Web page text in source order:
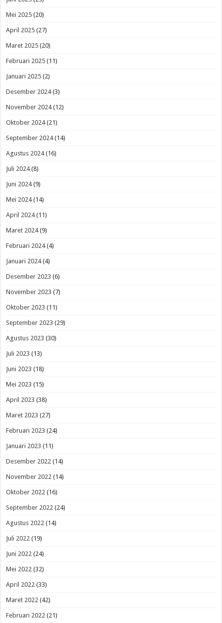
Mei 2025 (20)
April 2025 (27)
Maret 2025 (20)
Februari 2025 (11)
Januari 2025 (2)
Desember 2024(3)
November 2024(12)
Oktober 2024(21)
September 2024(14)
Agustus 2024(16)
Juli 2024(8)
Juni 2024(9)
Mei 2024(14)
April 2024(11)
Maret 2024(9)
Februari 2024(4)
Januari 2024(4)
Desember 2023 (6)
November 2023 (7)
Oktober 2023 (11)
September 2023 (29)
Agustus 2023 (30)
Juli 2023 (13)
Juni 2023 (18)
Mei 2023 (15)
April 2023 (38)
Maret 2023 (27)
Februari 2023 (24)
Januari 2023 (11)
Desember 2022 (14)
November 2022 (14)
Oktober 2022 (16)
September 2022 (24)
Agustus 2022 (14)
Juli 2022 (19)
Juni 2022 (24)
Mei 2022 (32)
April 2022 (33)
Maret 2022 (42)
Februari 2022 (21)